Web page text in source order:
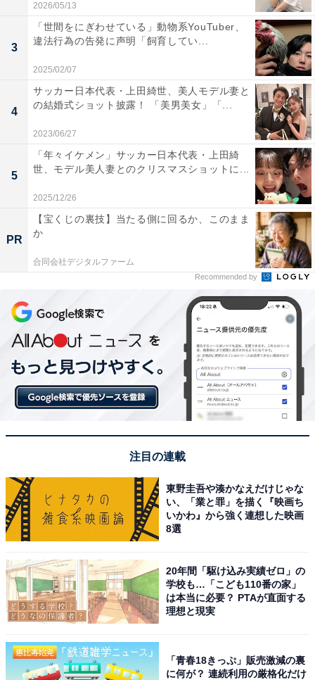
2026/05/13
3
「世間をにぎわせている」動物系YouTuber、
違法行為の告発に声明「飼育してい...
2025/02/07
4
サッカー日本代表・上田綺世、美人モデル妻と
の結婚式ショット披露！ 「美男美女」「...
2023/06/27
5
「年々イケメン」サッカー日本代表・上田綺
世、モデル美人妻とのクリスマスショットに...
2025/12/26
PR
【宝くじの裏技】当たる側に回るか、このまま
か
合同会社デジタルファーム
Recommended by
注目の連載
東野圭吾や湊かなえだけじゃな
い、「業と罪」を描く『映画ち
いかわ』から強く連想した映画
8選
20年間「駆け込み実績ゼロ」の
学校も…「こども110番の家」
は本当に必要？ PTAが直面する
理想と現実
「青春18きっぷ」販売激減の裏
に何が？ 連続利用の厳格化だけ